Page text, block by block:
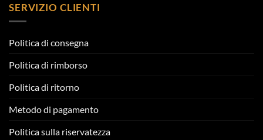
SERVIZIO CLIENTI
Politica di consegna
Politica di rimborso
Politica di ritorno
Metodo di pagamento
Politica sulla riservatezza